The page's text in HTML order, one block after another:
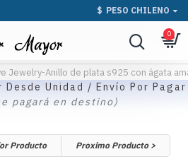
$ PESO CHILENO
0
Jewelry-Anillo de plata s925 con ágata
Desde Unidad / Envío Por Pagar
pagará en destino)
Producto Proximo Producto >